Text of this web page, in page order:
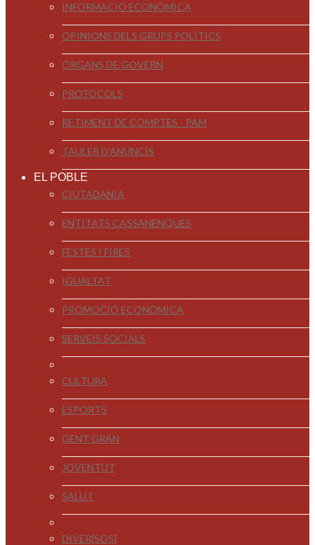
INFORMACIÓ ECONÒMICA
OPINIONS DELS GRUPS POLÍTICS
ÒRGANS DE GOVERN
PROTOCOLS
RETIMENT DE COMPTES - PAM
TAULER D'ANUNCIS
EL POBLE
CIUTADANIA
ENTITATS CASSANENQUES
FESTES I FIRES
IGUALTAT
PROMOCIÓ ECONÒMICA
SERVEIS SOCIALS
CULTURA
ESPORTS
GENT GRAN
JOVENTUT
SALUT
DIVER[SOS]